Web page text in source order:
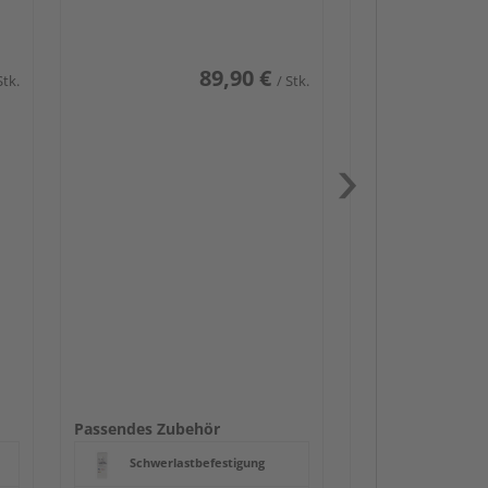
89,90 € / Stk.
Passendes Zubehör
Schwerlastbefestigung